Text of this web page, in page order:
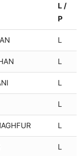
L /
P
L
L
L
L
L
L